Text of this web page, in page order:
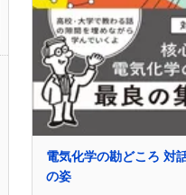
電気化学の勘どころ 対
の姿